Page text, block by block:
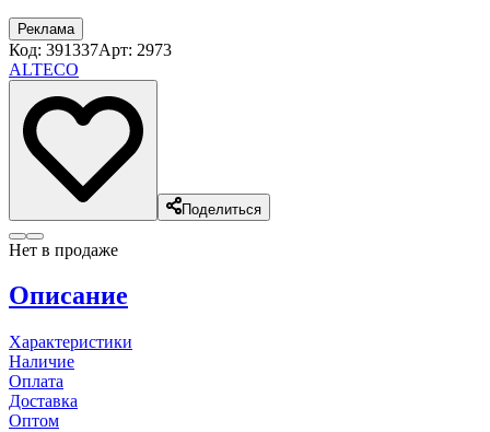
Реклама
Код: 391337Арт: 2973
ALTECO
Поделиться
Нет в продаже
Описание
Характеристики
Наличие
Оплата
Доставка
Оптом